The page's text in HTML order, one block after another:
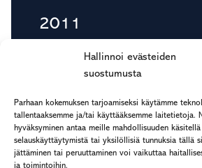
Hallinnoi evästeiden
suostumusta
Parhaan kokemuksen tarjoamiseksi käytämme
tallentaaksemme ja/tai käyttääksemme laitetietoja.
hyväksyminen antaa meille mahdollisuuden
selauskäyttäytymistä tai yksilöllisiä tunnuksia tällä
jättäminen tai peruuttaminen voi vaikuttaa
ja toimintoihin.
2011
Footer
etu.suku@rapp.fi
puh. 044 7799 277